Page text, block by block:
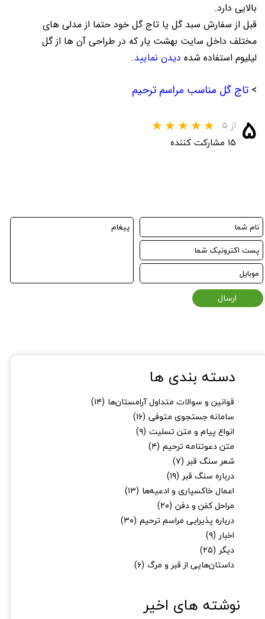
بالایی دارد.
قبل از سفارش سبد گل یا تاج گل خود حتما از مدلی های
مختلف داخل سایت بهشت یار که در طراحی آن ها از گل
لیلیوم استفاده شده دیدن نمایید.
> تاج گل مناسب مراسم ترحیم
۵ از ۵
۱۵ مشارکت کننده
ارسال
نوشته های اخیر
دسته بندی ها
قوانین و سوالات متداول آرامستان‌ها (۱۴)
سامانه جستجوی متوفی (۱۶)
انواع پیام و متن تسلیت (۹)
متن دعوتنامه ترحیم (۴)
شعر سنگ قبر (۷)
درباره سنگ قبر (۱۹)
اعمال خاکسپاری و ادعیه‌ها (۱۳)
مراحل کفن و دفن (۲۰)
درباره پذیرایی مراسم ترحیم (۳۰)
اخبار (۹)
دیگر (۲۵)
داستان‌هایی از قبر و مرگ (۶)